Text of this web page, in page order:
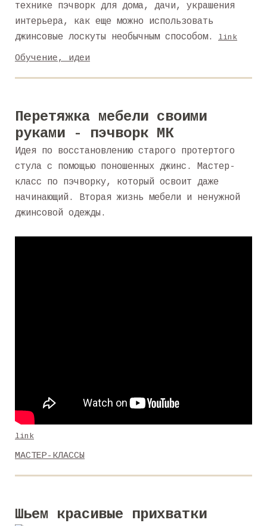
технике пэчворк для дома, дачи, украшения
интерьера, как еще можно использовать
джинсовые лоскуты необычным способом.
link
Обучение, идеи
Перетяжка мебели своими
руками - пэчворк МК
Идея по восстановлению старого протертого
стула с помощью поношенных джинс. Мастер-
класс по пэчворку, который освоит даже
начинающий. Вторая жизнь мебели и ненужной
джинсовой одежды.
link
МАСТЕР-КЛАССЫ
Шьем красивые прихватки